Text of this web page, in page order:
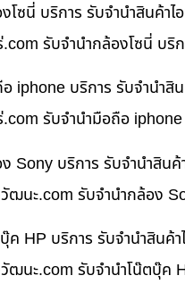
โซนี่ บริการ รับจำนำสินค้า
รับจำนำกล้องโซนี่ บริ
iphone บริการ รับจำนำสิ
รับจำนำมือถือ
Sony บริการ รับจำนำสิน
ฒนะ.com รับจำนำกล้อง
ค HP บริการ รับจำนำสินค้
ฒนะ.com รับจำนำโน๊ตบุ๊ค